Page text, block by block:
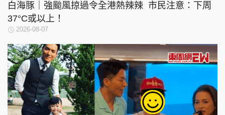
白海豚｜強颱風掠過令全港熱辣辣 市民注意：下周
37°C或以上！
2026-08-07